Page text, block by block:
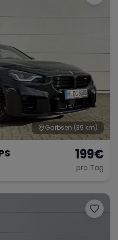
Garbsen (39 km)
199€
pro Tag